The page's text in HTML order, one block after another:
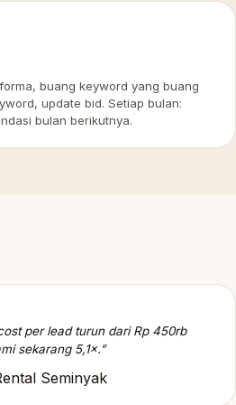
buang keyword yang buang
update bid. Setiap bulan:
bulan berikutnya.
per lead turun dari Rp 450rb
sekarang 5,1×.”
Seminyak